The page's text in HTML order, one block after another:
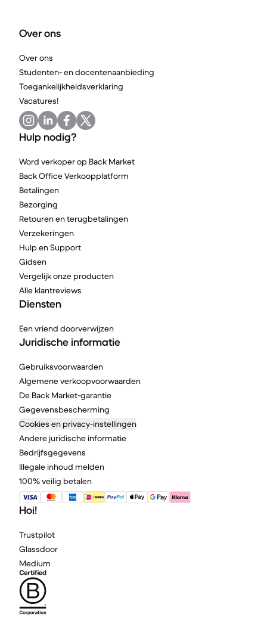
Over ons
Over ons
Studenten- en docentenaanbieding
Toegankelijkheidsverklaring
Vacatures!
Hulp nodig?
Word verkoper op Back Market
Back Office Verkoopplatform
Betalingen
Bezorging
Retouren en terugbetalingen
Verzekeringen
Hulp en Support
Gidsen
Vergelijk onze producten
Alle klantreviews
Diensten
Een vriend doorverwijzen
Juridische informatie
Gebruiksvoorwaarden
Algemene verkoopvoorwaarden
De Back Market-garantie
Gegevensbescherming
Cookies en privacy-instellingen
Andere juridische informatie
Bedrijfsgegevens
Illegale inhoud melden
100% veilig betalen
Hoi!
Trustpilot
Glassdoor
Medium